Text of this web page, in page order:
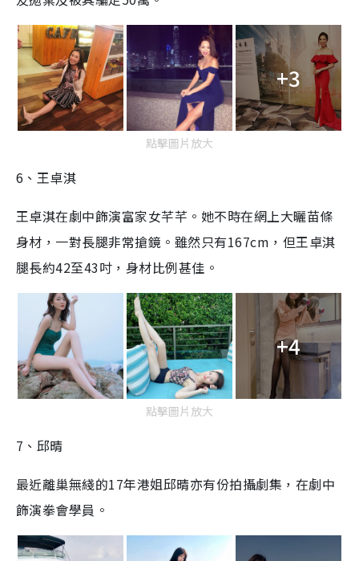
+3
點擊圖片放大
6、王卓淇
王卓淇在劇中飾演富家女芊芊。她不時在網上大曬苗條
身材，一對長腿非常搶鏡。雖然只有167cm，但王卓淇
腿長約42至43吋，身材比例甚佳。
+4
點擊圖片放大
7、邱晴
最近離巢無綫的17年港姐邱晴亦有份拍攝劇集，在劇中
飾演拳會學員。